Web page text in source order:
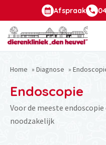
Afspraak
Home » Diagnose »
Endoscopie
Voor de meeste
noodzakelijk